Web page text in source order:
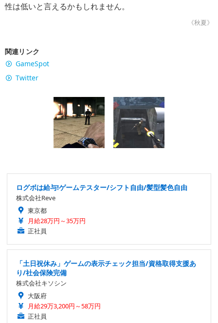
性は低いと言えるかもしれません。
《秋夏》
関連リンク
GameSpot
Twitter
ログボは給与!ゲームテスター/シフト自由/髪型髪色自由
株式会社Reve
東京都
月給28万円～35万円
正社員
「土日祝休み」ゲームの表示チェック担当/資格取得支援あ
り/社会保険完備
株式会社キソシン
大阪府
月給29万3,200円～58万円
正社員